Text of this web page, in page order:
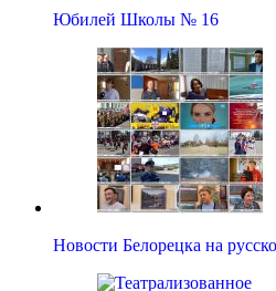
Юбилей Школы № 16
Новости Белорецка на